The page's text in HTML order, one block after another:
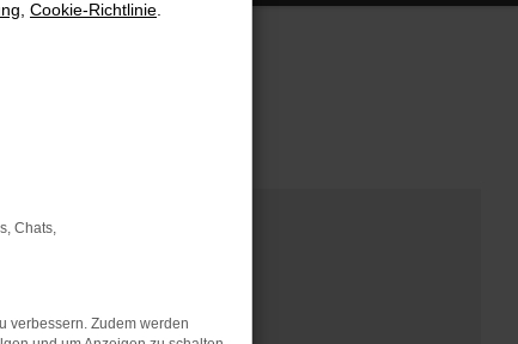
Cookie-Richtlinie
Chats,
verbessern. Zudem werden